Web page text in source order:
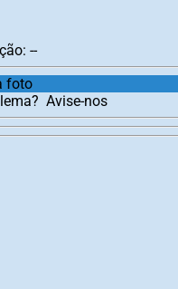
--
foto
Avise-nos